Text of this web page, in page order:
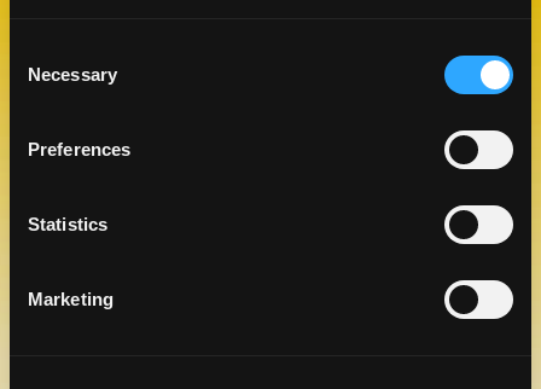
Selection
Necessary
Preferences
Statistics
Marketing